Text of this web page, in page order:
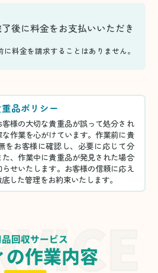
後に料金をお支払いいただき
料金を請求することはありません。
品ポリシー
様の大切な貴重品が誤って処分され
作業を心がけています。作業前に貴
をお客様に確認し、必要に応じて分
、作業中に貴重品が発見された場合
せいたします。お客様の信頼に応え
した管理をお約束いたします。
回収サービス
の作業内容